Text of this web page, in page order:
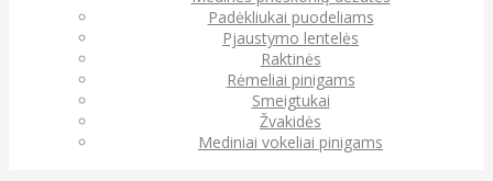
Padėkliukai puodeliams
Pjaustymo lentelės
Raktinės
Rėmeliai pinigams
Smeigtukai
Žvakidės
Mediniai vokeliai pinigams